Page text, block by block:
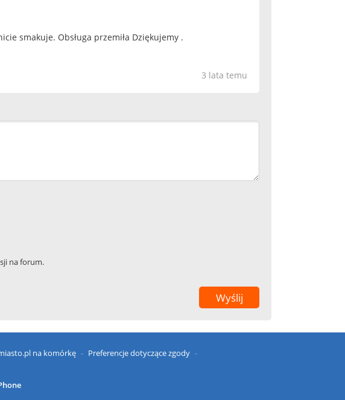
smakuje. Obsługa przemiła Dziękujemy .
3 lata temu
na forum.
na komórkę
Preferencje dotyczące zgody